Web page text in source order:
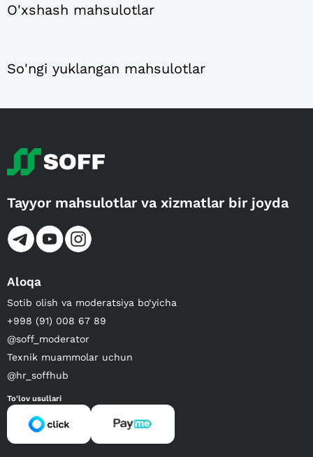
O'xshash mahsulotlar
So'ngi yuklangan mahsulotlar
Tayyor mahsulotlar va xizmatlar bir joyda
Aloqa
Sotib olish va moderatsiya bo‘yicha
+998 (91) 008 67 89
@soff_moderator
Texnik muammolar uchun
@hr_soffhub
To'lov usullari